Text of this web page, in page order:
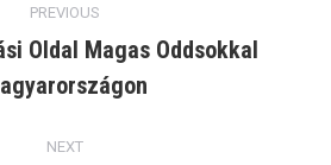
PREVIOUS
Previous
post:
Oldal Magas Oddsokkal
NEXT